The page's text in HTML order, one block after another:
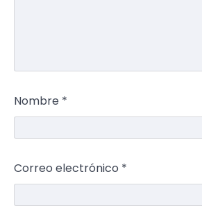
Nombre *
Correo electrónico *